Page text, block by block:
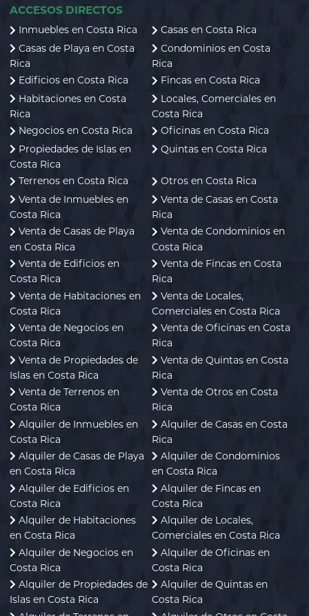
ACCESOS DIRECTOS
Inmuebles en Costa Rica
Casas en Costa Rica
Casas de Playa en Costa
Rica
Condominios en Costa
Rica
Edificios en Costa Rica
Fincas en Costa Rica
Habitaciones en Costa
Rica
Locales, Comerciales en
Costa Rica
Negocios en Costa Rica
Oficinas en Costa Rica
Propiedades de Islas en
Costa Rica
Quintas en Costa Rica
Terrenos en Costa Rica
Otros en Costa Rica
Venta de Inmuebles en
Costa Rica
Venta de Casas en Costa
Rica
Venta de Casas de Playa
en Costa Rica
Venta de Condominios en
Costa Rica
Venta de Edificios en
Costa Rica
Venta de Fincas en Costa
Rica
Venta de Habitaciones en
Costa Rica
Venta de Locales,
Comerciales en Costa Rica
Venta de Negocios en
Costa Rica
Venta de Oficinas en Costa
Rica
Venta de Propiedades de
Islas en Costa Rica
Venta de Quintas en Costa
Rica
Venta de Terrenos en
Costa Rica
Venta de Otros en Costa
Rica
Alquiler de Inmuebles en
Costa Rica
Alquiler de Casas en Costa
Rica
Alquiler de Casas de Playa
en Costa Rica
Alquiler de Condominios
en Costa Rica
Alquiler de Edificios en
Costa Rica
Alquiler de Fincas en
Costa Rica
Alquiler de Habitaciones
en Costa Rica
Alquiler de Locales,
Comerciales en Costa Rica
Alquiler de Negocios en
Costa Rica
Alquiler de Oficinas en
Costa Rica
Alquiler de Propiedades de
Islas en Costa Rica
Alquiler de Quintas en
Costa Rica